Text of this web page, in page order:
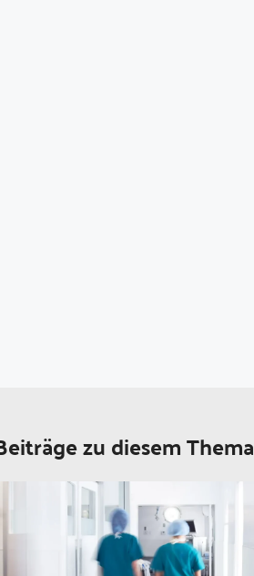
zu diesem Thema